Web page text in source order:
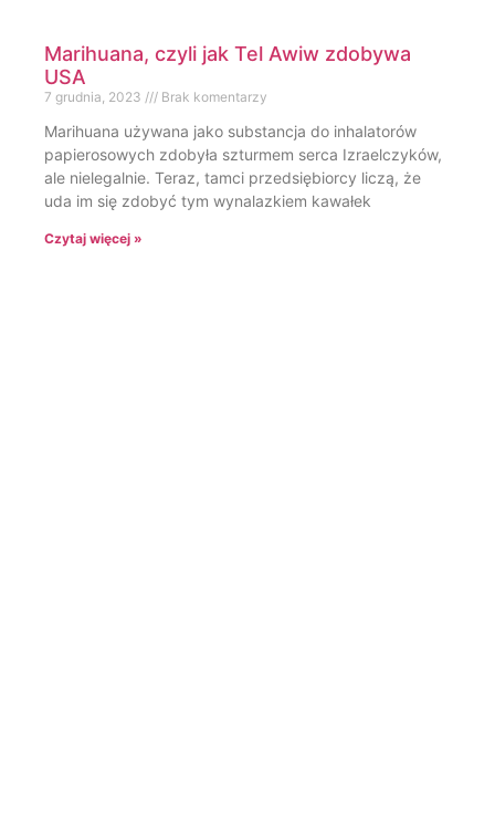
Marihuana, czyli jak Tel Awiw zdobywa
USA
7 grudnia, 2023 Brak komentarzy
Marihuana używana jako substancja do inhalatorów
papierosowych zdobyła szturmem serca Izraelczyków,
ale nielegalnie. Teraz, tamci przedsiębiorcy liczą, że
uda im się zdobyć tym wynalazkiem kawałek
Czytaj więcej »